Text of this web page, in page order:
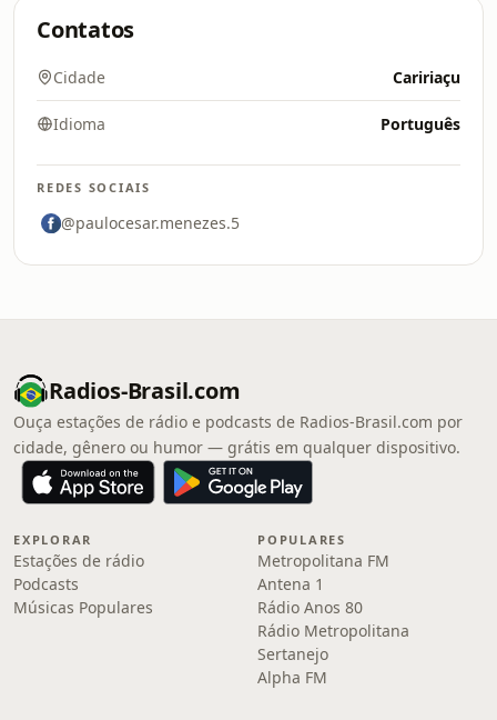
Contatos
Cidade Caririaçu
Idioma Português
REDES SOCIAIS
@paulocesar.menezes.5
Radios-Brasil.com
Ouça estações de rádio e podcasts de Radios-Brasil.com por
cidade, gênero ou humor — grátis em qualquer dispositivo.
EXPLORAR
Estações de rádio
Podcasts
Músicas Populares
POPULARES
Metropolitana FM
Antena 1
Rádio Anos 80
Rádio Metropolitana
Sertanejo
Alpha FM